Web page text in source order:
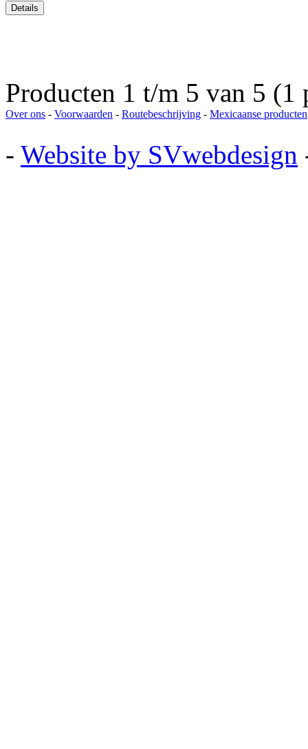
Producten 1 t/m 5 van 5 (1
Over ons - Voorwaarden - Routebeschrijving - Mexicaanse producten
- Website by SVwebdesign